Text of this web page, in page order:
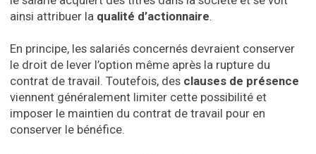
ainsi attribuer la qualité d’actionnaire.
En principe, les salariés concernés devraient conserver
le droit de lever l’option même après la rupture du
contrat de travail. Toutefois, des clauses de présence
viennent généralement limiter cette possibilité et
imposer le maintien du contrat de travail pour en
conserver le bénéfice.